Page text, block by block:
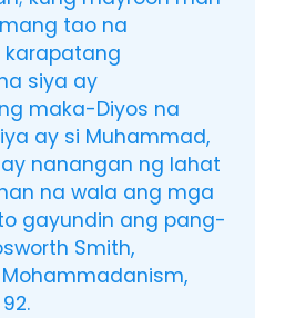
tao na
karapatang
siya ay
maka-Diyos na
ay si Muhammad,
nanangan ng lahat
na wala ang mga
gayundin ang pang-
Smith,